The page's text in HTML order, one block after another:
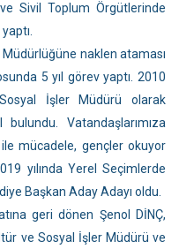
Sivil Toplum Örgütlerinde
Müdürlüğüne naklen ataması
5 yıl görev yaptı. 2010
İşler Müdürü olarak
Vatandaşlarımıza
mücadele, gençler okuyor
yılında Yerel Seçimlerde
Başkan Aday Adayı oldu.
geri dönen Şenol DİNÇ,
ve Sosyal İşler Müdürü ve